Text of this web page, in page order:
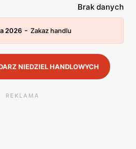
Brak danych
2026 - Zakaz handlu
NIEDZIEL HANDLOWYCH
REKLAMA